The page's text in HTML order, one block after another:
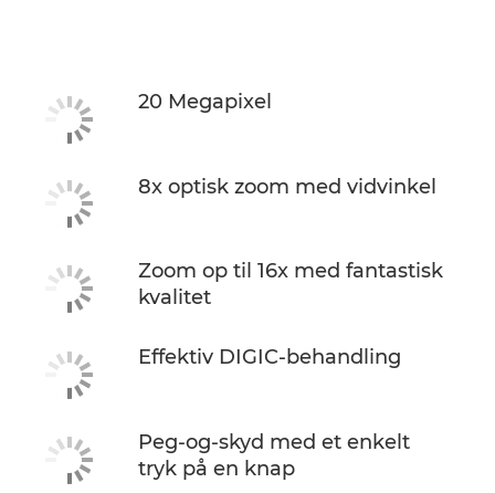
20 Megapixel
8x optisk zoom med vidvinkel
Zoom op til 16x med fantastisk
kvalitet
Effektiv DIGIC-behandling
Peg-og-skyd med et enkelt
tryk på en knap